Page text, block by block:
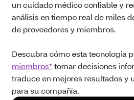
un cuidado médico confiable y
análisis en tiempo real de miles
de proveedores y miembros.
Descubra cómo esta tecnología
miembros*tomar decisiones
traduce en mejores resultados y
para su compañía.